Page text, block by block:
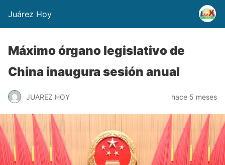
Juárez Hoy
Máximo órgano legislativo de
China inaugura sesión anual
JUAREZ HOY hace 5 meses